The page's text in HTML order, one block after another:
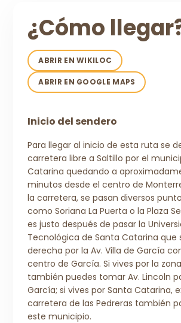
¿Cómo
ABRIR EN WIKILOC
ABRIR EN GOOGLE MAPS
Inicio del sendero
Para llegar al inicio de esta ruta se
carretera libre a Saltillo por el
Catarina quedando a
minutos desde el centro de
la carretera, se pasan diversos
como Soriana La Puerta o la Plaza
es justo después de pasar la
Tecnológica de Santa Catarina que
derecha por la Av. Villa de García
centro de García. Si vives por la
también puedes tomar Av. Lincoln
García; si vives por Santa Catarina,
carretera de las Pedreras también
este municipio.